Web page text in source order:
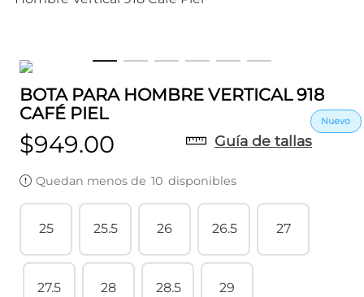
BOTA PARA HOMBRE VERTICAL 918
CAFÉ PIEL
$949.00 Guía de tallas
Quedan menos de 10 disponibles
25 25.5 26 26.5 27
27.5 28 28.5 29